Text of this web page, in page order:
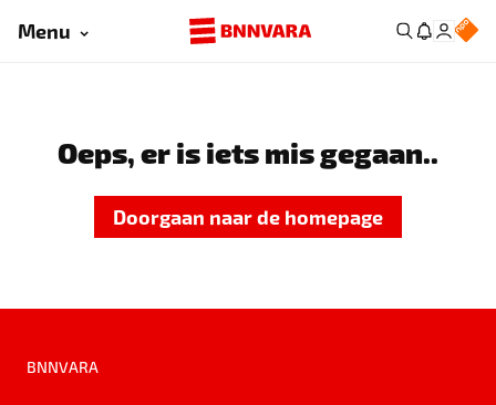
Menu
Oeps, er is iets mis gegaan..
Doorgaan naar de homepage
BNNVARA